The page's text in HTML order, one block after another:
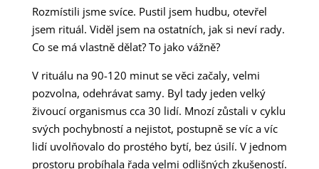
Rozmístili jsme svíce. Pustil jsem hudbu, otevřel
jsem rituál. Viděl jsem na ostatních, jak si neví rady.
Co se má vlastně dělat? To jako vážně?
V rituálu na 90-120 minut se věci začaly, velmi
pozvolna, odehrávat samy. Byl tady jeden velký
živoucí organismus cca 30 lidí. Mnozí zůstali v cyklu
svých pochybností a nejistot, postupně se víc a víc
lidí uvolňovalo do prostého bytí, bez úsilí. V jednom
prostoru probíhala řada velmi odlišných zkušeností.